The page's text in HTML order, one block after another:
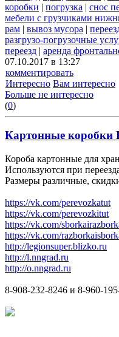
коробки | погрузка | снос
мебели с грузчиками
рам | вывоз мусора |
разгрузо-погрузочные
переезд | аренда
07.10.2017 в 13:27
комментировать
Интересно Вам интересно
Больше не интересно
(0)
Картонные коробки
Короба картонные для
Используются при
Размеры различные,
https://vk.com/perevozkatut
https://vk.com/perevozkitut
https://vk.com/
https://vk.com/
http://legionsuper.blizko.ru
http://l.nngrad.ru
http://o.nngrad.ru
8-908-232-8246 и 8-960-